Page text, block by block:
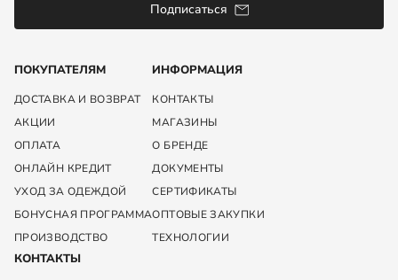
ПОКУПАТЕЛЯМ
ДОСТАВКА И ВОЗВРАТ
АКЦИИ
ОПЛАТА
ОНЛАЙН КРЕДИТ
УХОД ЗА ОДЕЖДОЙ
БОНУСНАЯ ПРОГРАММА
ПРОИЗВОДСТВО
ИНФОРМАЦИЯ
КОНТАКТЫ
МАГАЗИНЫ
О БРЕНДЕ
ДОКУМЕНТЫ
СЕРТИФИКАТЫ
ОПТОВЫЕ ЗАКУПКИ
ТЕХНОЛОГИИ
КОНТАКТЫ
Подписаться